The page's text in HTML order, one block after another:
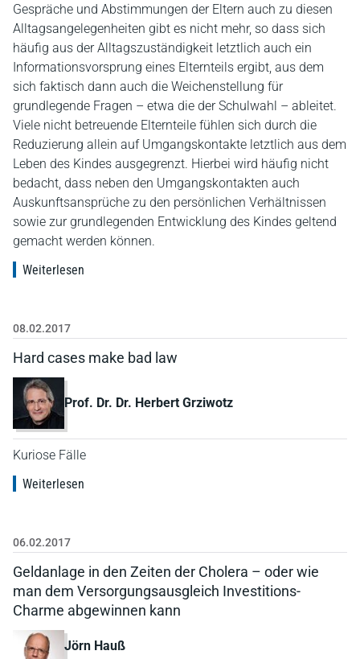
Gespräche und Abstimmungen der Eltern auch zu diesen
Alltagsangelegenheiten gibt es nicht mehr, so dass sich
häufig aus der Alltagszuständigkeit letztlich auch ein
Informationsvorsprung eines Elternteils ergibt, aus dem
sich faktisch dann auch die Weichenstellung für
grundlegende Fragen – etwa die der Schulwahl – ableitet.
Viele nicht betreuende Elternteile fühlen sich durch die
Reduzierung allein auf Umgangskontakte letztlich aus dem
Leben des Kindes ausgegrenzt. Hierbei wird häufig nicht
bedacht, dass neben den Umgangskontakten auch
Auskunftsansprüche zu den persönlichen Verhältnissen
sowie zur grundlegenden Entwicklung des Kindes geltend
gemacht werden können.
Weiterlesen
08.02.2017
Hard cases make bad law
Prof. Dr. Dr. Herbert Grziwotz
Kuriose Fälle
Weiterlesen
06.02.2017
Geldanlage in den Zeiten der Cholera – oder wie
man dem Versorgungsausgleich Investitions-
Charme abgewinnen kann
Jörn Hauß